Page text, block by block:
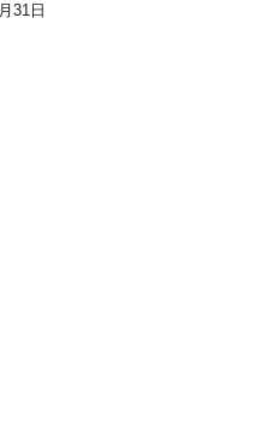
31日